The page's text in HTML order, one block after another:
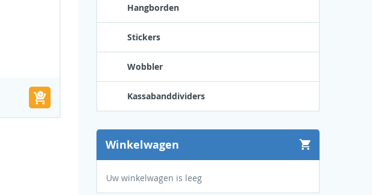
Hangborden
Stickers
Wobbler
Kassabanddividers
Winkelwagen
Uw winkelwagen is leeg